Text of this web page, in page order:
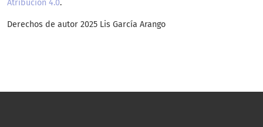
Atribución 4.0.
Derechos de autor 2025 Lis García Arango